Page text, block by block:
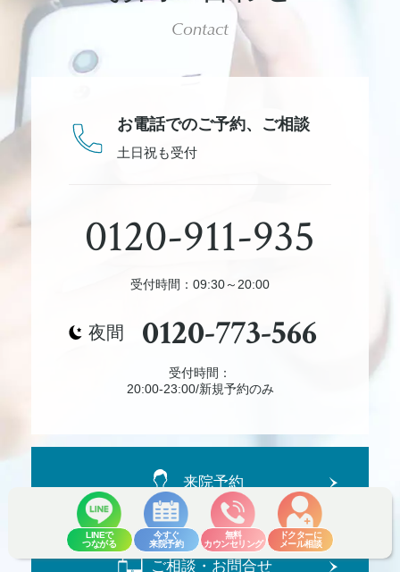
LINEで
つながる
今すぐ
来院予約
無料
カウンセリング
ドクターに
メール相談
Contact
お電話でのご予約、 ご相談
土日祝も受付
0120-911-935
受付時間：09:30～20:00
夜間 0120-773-566
受付時間：
20:00-23:00/新規予約のみ
来院予約
ご相談・お問合せ